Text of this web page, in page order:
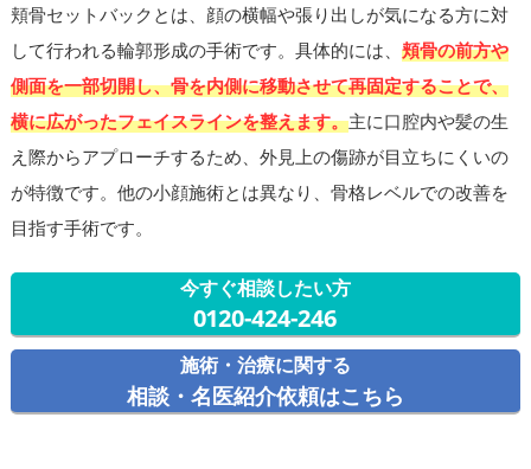
頬骨セットバックとは、顔の横幅や張り出しが気になる方に対
して行われる輪郭形成の手術です。具体的には、 頬骨の前方や
側面を一部切開し、骨を内側に移動させて再固定することで、
横に広がったフェイスラインを整えます。主に口腔内や髪の生
え際からアプローチするため、外見上の傷跡が目立ちにくいの
が特徴です。他の小顔施術とは異なり、骨格レベルでの改善を
目指す手術です。
今すぐ相談したい方
0120-424-246
施術・治療に関する
相談・名医紹介依頼はこちら